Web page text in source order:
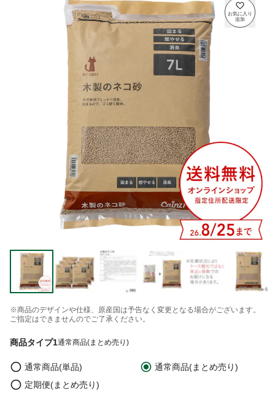
※商品のデザインや仕様、原産国は予告なく変更となる場合がございます。
ご指定はできませんのでご了承ください。
商品タイプ1通常商品(まとめ売り)
通常商品(単品)
通常商品(まとめ売り)
定期便(まとめ売り)